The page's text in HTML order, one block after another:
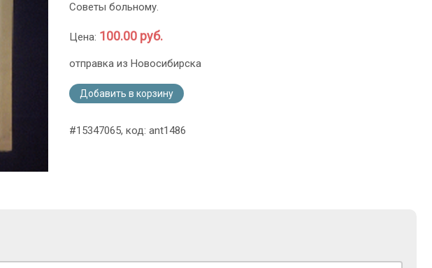
Советы больному.
Цена: 100.00 руб.
отправка из Новосибирска
Добавить в корзину
#15347065, код: ant1486